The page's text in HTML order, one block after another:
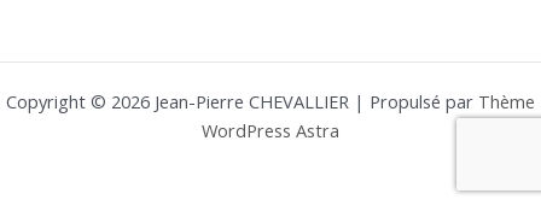
Copyright © 2026 Jean-Pierre CHEVALLIER | Propulsé par Thème
WordPress Astra